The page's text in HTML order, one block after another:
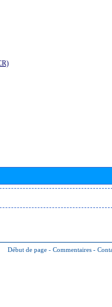
Début de page - Commentaires -